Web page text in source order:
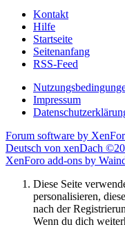
Kontakt
Hilfe
Startseite
Seitenanfang
RSS-Feed
Impressum
Forum software by
Deutsch von xenDach
XenForo add-ons by
Diese Seite
personalisieren,
nach der
Wenn du dich